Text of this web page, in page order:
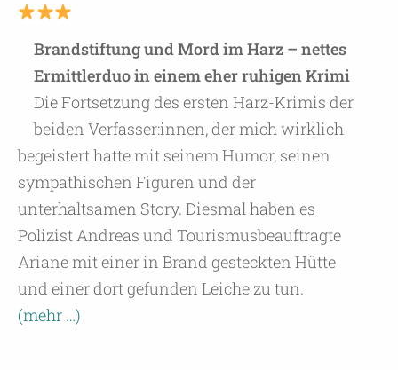
Brandstiftung und Mord im Harz – nettes
Ermittlerduo in einem eher ruhigen Krimi
Die Fortsetzung des ersten Harz-Krimis der
beiden Verfasser:innen, der mich wirklich
begeistert hatte mit seinem Humor, seinen
sympathischen Figuren und der
unterhaltsamen Story. Diesmal haben es
Polizist Andreas und Tourismusbeauftragte
Ariane mit einer in Brand gesteckten Hütte
und einer dort gefunden Leiche zu tun.
(mehr …)